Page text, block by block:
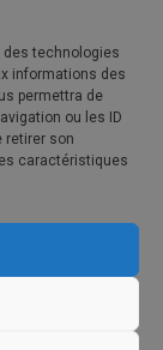
des technologies
informations des
permettra de
ou les ID
retirer son
caractéristiques